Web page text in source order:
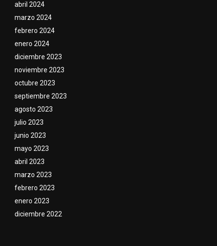
abril 2024
marzo 2024
febrero 2024
enero 2024
diciembre 2023
noviembre 2023
octubre 2023
septiembre 2023
agosto 2023
julio 2023
junio 2023
mayo 2023
abril 2023
marzo 2023
febrero 2023
enero 2023
diciembre 2022